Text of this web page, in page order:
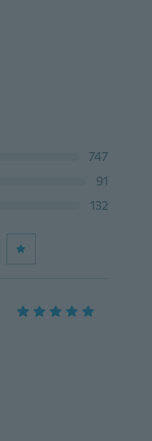
747
91
132